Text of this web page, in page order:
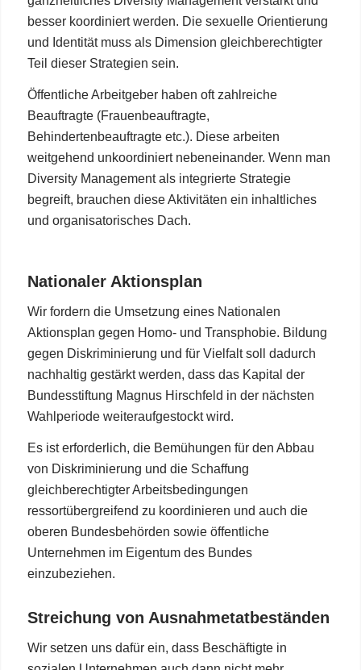
besser koordiniert werden. Die sexuelle Orientierung
und Identität muss als Dimension gleichberechtigter
Teil dieser Strategien sein.
Öffentliche Arbeitgeber haben oft zahlreiche
Beauftragte (Frauenbeauftragte,
Behindertenbeauftragte etc.). Diese arbeiten
weitgehend unkoordiniert nebeneinander. Wenn man
Diversity Management als integrierte Strategie
begreift, brauchen diese Aktivitäten ein inhaltliches
und organisatorisches Dach.
Nationaler Aktionsplan
Wir fordern die Umsetzung eines Nationalen
Aktionsplan gegen Homo- und Transphobie. Bildung
gegen Diskriminierung und für Vielfalt soll dadurch
nachhaltig gestärkt werden, dass das Kapital der
Bundesstiftung Magnus Hirschfeld in der nächsten
Wahlperiode weiteraufgestockt wird.
Es ist erforderlich, die Bemühungen für den Abbau
von Diskriminierung und die Schaffung
gleichberechtigter Arbeitsbedingungen
ressortübergreifend zu koordinieren und auch die
oberen Bundesbehörden sowie öffentliche
Unternehmen im Eigentum des Bundes
einzubeziehen.
Streichung von Ausnahmetatbeständen
Wir setzen uns dafür ein, dass Beschäftigte in